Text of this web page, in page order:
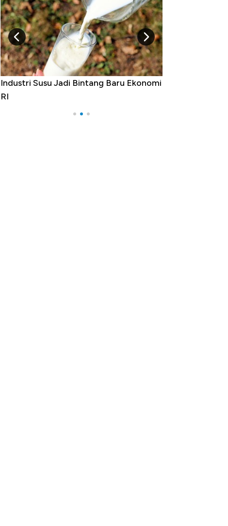
5 Raja Ekonomi Indonesia: Maaf, Gak
Ada Jawa!